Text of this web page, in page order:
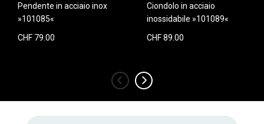
Pendente in acciaio inox
»101085«
CHF 79.00
Ciondolo in acciaio
inossidabile »101089«
CHF 89.00
‹ ›